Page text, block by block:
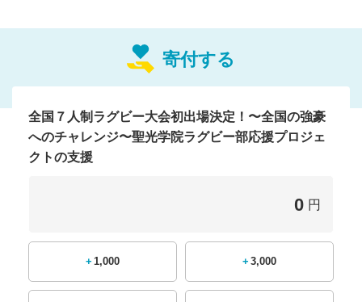
制ラグビーフットボール
に出場する、聖光学院高
校ラグビーフットボール
部にご支援をお願い致します！
創部58年を迎える聖光学院ラグビー部。2018に創部初の
なります。（※7人制競技では創部初の全国大会）
聖光学院ラグビー部は、全国高校ラグビーの舞台で低迷して
寄付する
全国７人制ラグビー大会初出場決定！〜全国の強豪
へのチャレンジ〜聖光学院ラグビー部応援プロジェ
クトの支援
0 円
+1,000 +3,000